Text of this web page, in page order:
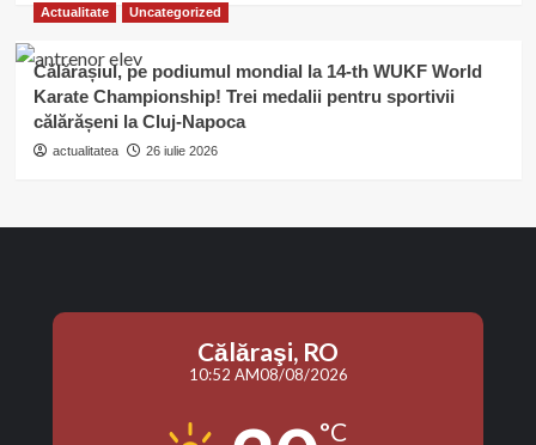
Actualitate Uncategorized
Călărașiul, pe podiumul mondial la 14-th WUKF World
Karate Championship! Trei medalii pentru sportivii
călărășeni la Cluj-Napoca
actualitatea 26 iulie 2026
Călăraşi, RO
10:52 AM08/08/2026
°C